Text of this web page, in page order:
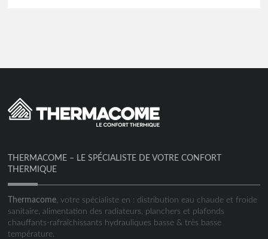
THERMACOME – LE SPÉCIALISTE DE VOTRE CONFORT
THERMIQUE
Thermacome , votre spécialiste en : distribution eau chaude et froide
sanitaire, alimentation des radiateurs, planchers et plafonds
chauffants-rafraîchissants hydrauliques basse & très basse
température.